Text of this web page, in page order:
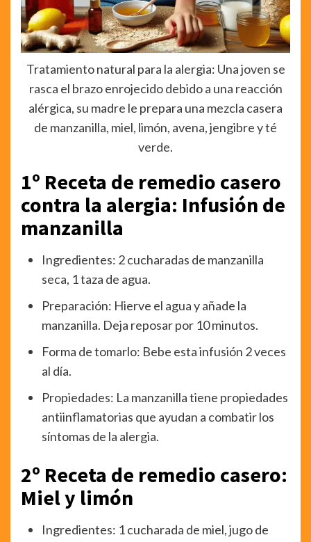
Tratamiento natural para la alergia: Una joven se
rasca el brazo enrojecido debido a una reacción
alérgica, su madre le prepara una mezcla casera
de manzanilla, miel, limón, avena, jengibre y té
verde.
1º Receta de remedio casero
contra la alergia: Infusión de
manzanilla
Ingredientes: 2 cucharadas de manzanilla
seca, 1 taza de agua.
Preparación: Hierve el agua y añade la
manzanilla. Deja reposar por 10 minutos.
Forma de tomarlo: Bebe esta infusión 2 veces
al día.
Propiedades: La manzanilla tiene propiedades
antiinflamatorias que ayudan a combatir los
síntomas de la alergia.
2º Receta de remedio casero:
Miel y limón
Ingredientes: 1 cucharada de miel, jugo de